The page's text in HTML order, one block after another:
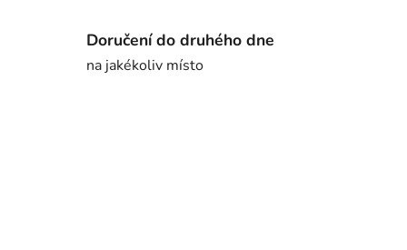
Doručení do druhého dne
na jakékoliv místo